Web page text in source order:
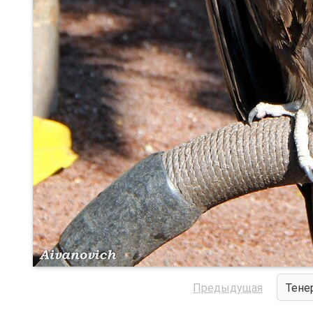
Предыдущая